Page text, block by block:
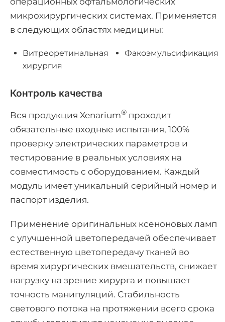
микрохирургических системах. Применяется
в следующих областях медицины:
Витреоретинальная
хирургия
Факоэмульсификация
Контроль качества
Вся продукция Xenarium® проходит
обязательные входные испытания, 100%
проверку электрических параметров и
тестирование в реальных условиях на
совместимость с оборудованием. Каждый
модуль имеет уникальный серийный номер и
паспорт изделия.
Применение оригинальных ксеноновых ламп
с улучшенной цветопередачей обеспечивает
естественную цветопередачу тканей во
время хирургических вмешательств, снижает
нагрузку на зрение хирурга и повышает
точность манипуляций. Стабильность
светового потока на протяжении всего срока